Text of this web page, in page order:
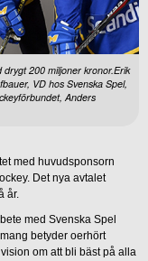
200 miljoner kronor.Erik
VD hos Svenska Spel,
Anders
med huvudsponsorn
Det nya avtalet
år.
med Svenska Spel
betyder oerhört
om att bli bäst på alla